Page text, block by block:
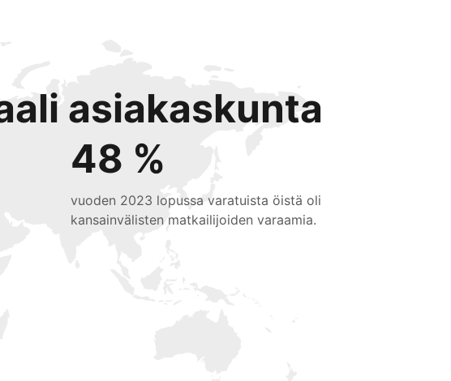
asiakaskunta
48 %
vuoden 2023 lopussa varatuista öistä oli
kansainvälisten matkailijoiden varaamia.